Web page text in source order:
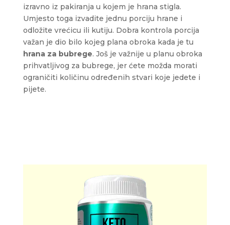
izravno iz pakiranja u kojem je hrana stigla.
Umjesto toga izvadite jednu porciju hrane i
odložite vrećicu ili kutiju. Dobra kontrola porcija
važan je dio bilo kojeg plana obroka kada je tu
hrana za bubrege. Još je važnije u planu obroka
prihvatljivog za bubrege, jer ćete možda morati
ograničiti količinu određenih stvari koje jedete i
pijete.